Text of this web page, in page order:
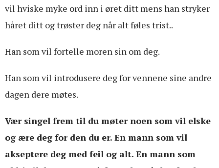
vil hviske myke ord inn i øret ditt mens han stryker
håret ditt og trøster deg når alt føles trist..
Han som vil fortelle moren sin om deg.
Han som vil introdusere deg for vennene sine andre
dagen dere møtes.
Vær singel frem til du møter noen som vil elske
og ære deg for den du er. En mann som vil
akseptere deg med feil og alt. En mann som